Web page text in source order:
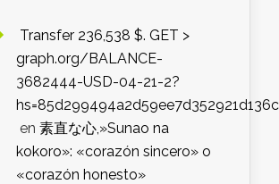
️ Transfer 236,538 $. GET >
graph.org/BALANCE-
3682444-USD-04-21-2?
en 素直な心,»Sunao na
kokoro»: «corazón sincero» o
«corazón honesto»